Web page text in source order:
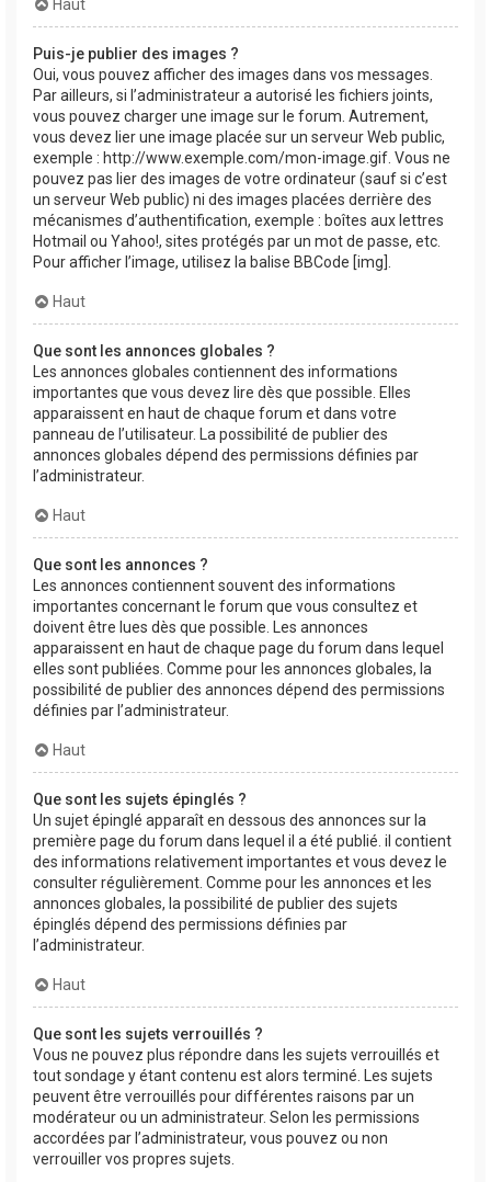
Haut
Puis-je publier des images ?
Oui, vous pouvez afficher des images dans vos messages.
Par ailleurs, si l’administrateur a autorisé les fichiers joints,
vous pouvez charger une image sur le forum. Autrement,
vous devez lier une image placée sur un serveur Web public,
exemple : http://www.exemple.com/mon-image.gif. Vous ne
pouvez pas lier des images de votre ordinateur (sauf si c’est
un serveur Web public) ni des images placées derrière des
mécanismes d’authentification, exemple : boîtes aux lettres
Hotmail ou Yahoo!, sites protégés par un mot de passe, etc.
Pour afficher l’image, utilisez la balise BBCode [img].
Haut
Que sont les annonces globales ?
Les annonces globales contiennent des informations
importantes que vous devez lire dès que possible. Elles
apparaissent en haut de chaque forum et dans votre
panneau de l’utilisateur. La possibilité de publier des
annonces globales dépend des permissions définies par
l’administrateur.
Haut
Que sont les annonces ?
Les annonces contiennent souvent des informations
importantes concernant le forum que vous consultez et
doivent être lues dès que possible. Les annonces
apparaissent en haut de chaque page du forum dans lequel
elles sont publiées. Comme pour les annonces globales, la
possibilité de publier des annonces dépend des permissions
définies par l’administrateur.
Haut
Que sont les sujets épinglés ?
Un sujet épinglé apparaît en dessous des annonces sur la
première page du forum dans lequel il a été publié. il contient
des informations relativement importantes et vous devez le
consulter régulièrement. Comme pour les annonces et les
annonces globales, la possibilité de publier des sujets
épinglés dépend des permissions définies par
l’administrateur.
Haut
Que sont les sujets verrouillés ?
Vous ne pouvez plus répondre dans les sujets verrouillés et
tout sondage y étant contenu est alors terminé. Les sujets
peuvent être verrouillés pour différentes raisons par un
modérateur ou un administrateur. Selon les permissions
accordées par l’administrateur, vous pouvez ou non
verrouiller vos propres sujets.